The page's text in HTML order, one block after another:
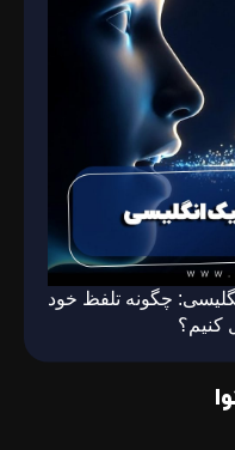
چگونه تلفظ خود